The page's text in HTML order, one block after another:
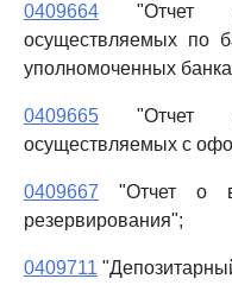
0409664 "Отчет о
осуществляемых по
уполномоченных
0409665 "Отчет о
осуществляемых с
0409667 "Отчет о
резервирования";
0409711